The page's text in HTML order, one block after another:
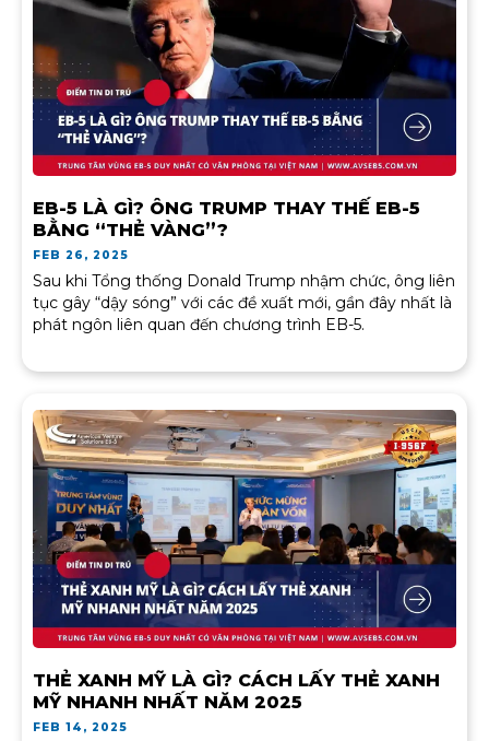
EB-5 LÀ GÌ? ÔNG TRUMP THAY THẾ EB-5
BẰNG “THẺ VÀNG”?
FEB 26, 2025
Sau khi Tổng thống Donald Trump nhậm chức, ông liên
tục gây “dậy sóng” với các đề xuất mới, gần đây nhất là
phát ngôn liên quan đến chương trình EB-5.
THẺ XANH MỸ LÀ GÌ? CÁCH LẤY THẺ XANH
MỸ NHANH NHẤT NĂM 2025
FEB 14, 2025